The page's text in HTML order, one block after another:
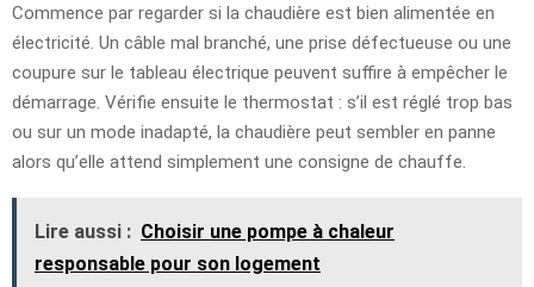
Commence par regarder si la chaudière est bien alimentée en
électricité. Un câble mal branché, une prise défectueuse ou une
coupure sur le tableau électrique peuvent suffire à empêcher le
démarrage. Vérifie ensuite le thermostat : s’il est réglé trop bas
ou sur un mode inadapté, la chaudière peut sembler en panne
alors qu’elle attend simplement une consigne de chauffe.
Lire aussi : Choisir une pompe à chaleur
responsable pour son logement